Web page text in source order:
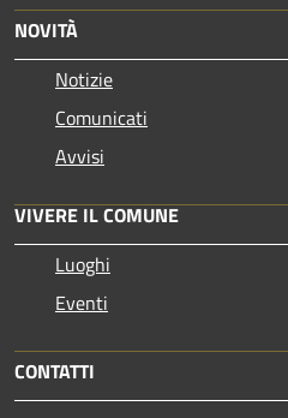
NOVITÀ
Notizie
Comunicati
Avvisi
VIVERE IL COMUNE
Luoghi
Eventi
CONTATTI